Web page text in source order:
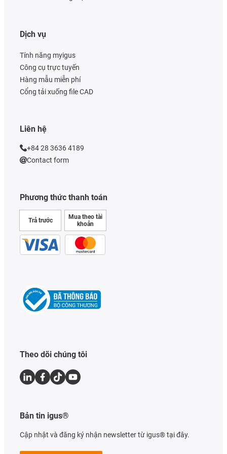
Phương thức thanh toán
Trả trước
Mua theo tài
khoản
Dịch vụ
Tính năng myigus
Công cụ trực tuyến
Hàng mẫu miễn phí
Cổng tải xuống file CAD
Liên hệ
+84 28 3636 4189
Contact form
Theo dõi chúng tôi
Bản tin igus®
Cập nhật và đăng ký nhận newsletter từ igus® tại đây.